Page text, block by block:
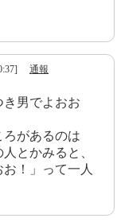
通報
男でよおお
があるのは
とかみると、
！」って一人